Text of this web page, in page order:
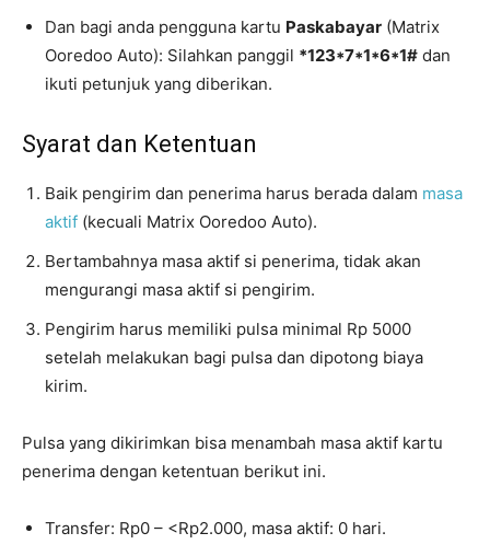
Dan bagi anda pengguna kartu Paskabayar (Matrix
Ooredoo Auto): Silahkan panggil *123*7*1*6*1# dan
ikuti petunjuk yang diberikan.
Syarat dan Ketentuan
Baik pengirim dan penerima harus berada dalam masa
aktif (kecuali Matrix Ooredoo Auto).
Bertambahnya masa aktif si penerima, tidak akan
mengurangi masa aktif si pengirim.
Pengirim harus memiliki pulsa minimal Rp 5000
setelah melakukan bagi pulsa dan dipotong biaya
kirim.
Pulsa yang dikirimkan bisa menambah masa aktif kartu
penerima dengan ketentuan berikut ini.
Transfer: Rp0 – <Rp2.000, masa aktif: 0 hari.